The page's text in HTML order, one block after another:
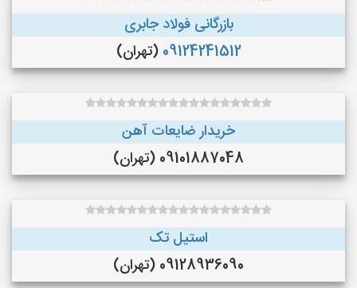
بازرگانی فولاد جابری
09124241512 (تهران)
خریدار ضایعات آهن
09101887048 (تهران)
استیل تک
09128936090 (تهران)